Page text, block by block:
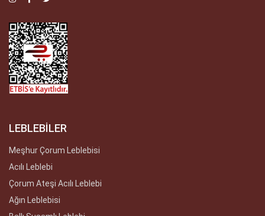
LEBLEBİLER
Meşhur Çorum Leblebisi
Acılı Leblebi
Çorum Ateşi Acılı Leblebi
Ağın Leblebisi